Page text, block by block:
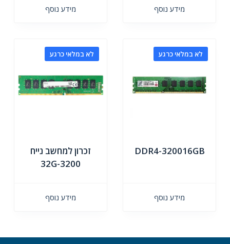
מידע נוסף מידע נוסף
לא במלאי כרגע
DDR4-320016GB
מידע נוסף
לא במלאי כרגע
זכרון למחשב נייח
32G-3200
מידע נוסף